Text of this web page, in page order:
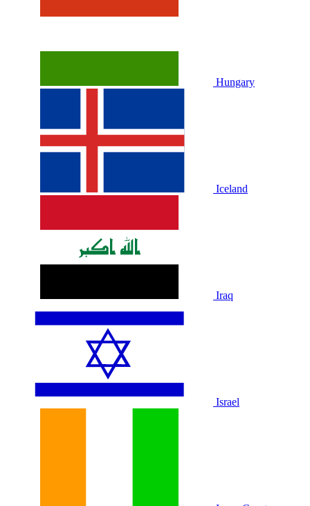
Hungary
Iceland
Iraq
Israel